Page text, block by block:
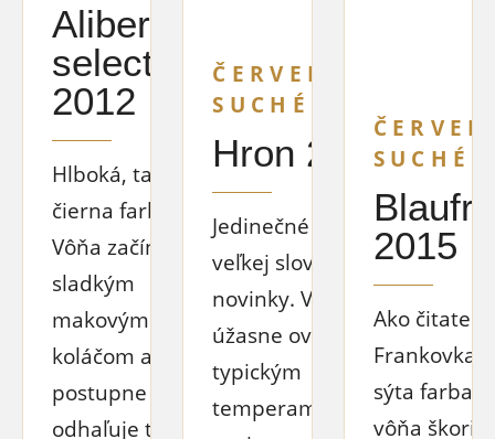
Alibernet
selection
2012
Hlboká, takmer
čierna farba.
Vôňa začína
sladkým
makovým
koláčom a
postupne
odhaľuje tóny
ČERVENÉ
SUCHÉ
Hron 2015
Jedinečné víno z
veľkej slovenskej
novinky. Vôňa je
úžasne ovocná s
typickým
temperamentným
SUCHÉ
2015
Ako
Frankovka.
sýta farba.
vôňa